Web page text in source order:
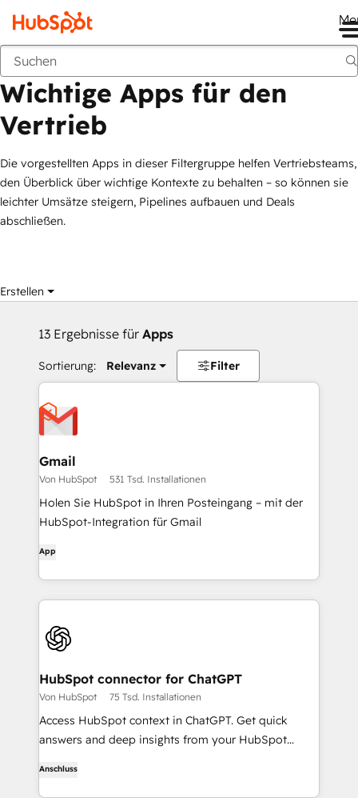
Marketplace
Wichtige Apps für den
Vertrieb
Die vorgestellten Apps in dieser Filtergruppe helfen Vertriebsteams,
den Überblick über wichtige Kontexte zu behalten – so können sie
leichter Umsätze steigern, Pipelines aufbauen und Deals
abschließen.
Erstellen
13 Ergebnisse für Apps
Sortierung: Relevanz Filter
Gmail
Von HubSpot 531 Tsd. Installationen
Holen Sie HubSpot in Ihren Posteingang – mit der
HubSpot-Integration für Gmail
App
HubSpot connector for ChatGPT
Von HubSpot 75 Tsd. Installationen
Access HubSpot context in ChatGPT. Get quick
answers and deep insights from your HubSpot
Anschluss